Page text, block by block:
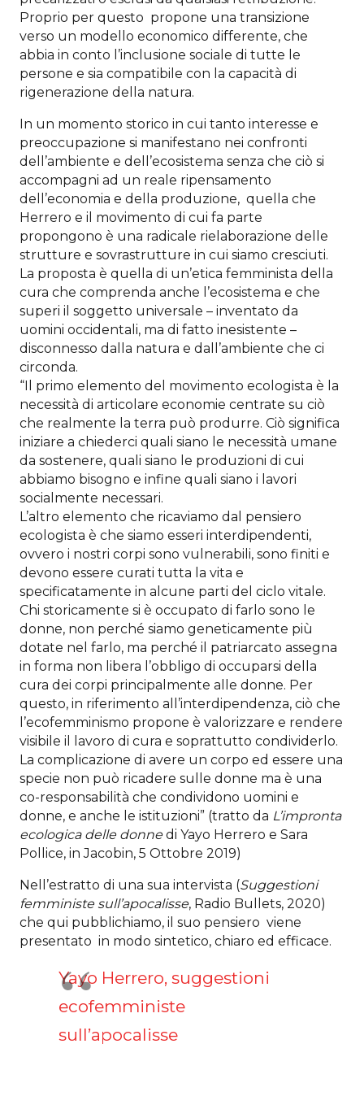
Proprio per questo propone una transizione
verso un modello economico differente, che
abbia in conto l’inclusione sociale di tutte le
persone e sia compatibile con la capacità di
rigenerazione della natura.
In un momento storico in cui tanto interesse e
preoccupazione si manifestano nei confronti
dell’ambiente e dell’ecosistema senza che ciò si
accompagni ad un reale ripensamento
dell’economia e della produzione, quella che
Herrero e il movimento di cui fa parte
propongono è una radicale rielaborazione delle
strutture e sovrastrutture in cui siamo cresciuti.
La proposta è quella di un’etica femminista della
cura che comprenda anche l’ecosistema e che
superi il soggetto universale – inventato da
uomini occidentali, ma di fatto inesistente –
disconnesso dalla natura e dall’ambiente che ci
circonda.
“Il primo elemento del movimento ecologista è la
necessità di articolare economie centrate su ciò
che realmente la terra può produrre. Ciò significa
iniziare a chiederci quali siano le necessità umane
da sostenere, quali siano le produzioni di cui
abbiamo bisogno e infine quali siano i lavori
socialmente necessari.
L’altro elemento che ricaviamo dal pensiero
ecologista è che siamo esseri interdipendenti,
ovvero i nostri corpi sono vulnerabili, sono finiti e
devono essere curati tutta la vita e
specificatamente in alcune parti del ciclo vitale.
Chi storicamente si è occupato di farlo sono le
donne, non perché siamo geneticamente più
dotate nel farlo, ma perché il patriarcato assegna
in forma non libera l’obbligo di occuparsi della
cura dei corpi principalmente alle donne. Per
questo, in riferimento all’interdipendenza, ciò che
l’ecofemminismo propone è valorizzare e rendere
visibile il lavoro di cura e soprattutto condividerlo.
La complicazione di avere un corpo ed essere una
specie non può ricadere sulle donne ma è una
co-responsabilità che condividono uomini e
donne, e anche le istituzioni” (tratto da L’impronta
ecologica delle donnedi Yayo Herrero e Sara
Pollice, in Jacobin, 5 Ottobre 2019)
Nell’estratto di una sua intervista (Suggestioni
femministe sull’apocalisse, Radio Bullets, 2020)
che qui pubblichiamo, il suo pensiero viene
presentato in modo sintetico, chiaro ed efficace.
Yayo Herrero, suggestioni
ecofemministe
sull’apocalisse